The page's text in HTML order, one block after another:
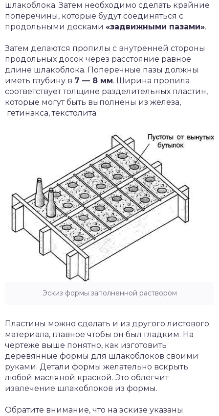
шлакоблока. Затем необходимо сделать крайние
поперечины, которые будут соединяться с
продольными досками «задвижными пазами».
Затем делаются пропилы с внутренней стороны
продольных досок через расстояние равное
длине шлакоблока. Поперечные пазы должны
иметь глубину в 7 — 8 мм. Ширина пропила
соответствует толщине разделительных пластин,
которые могут быть выполнены из железа,
гетинакса, текстолита.
Эскиз формы заполненной раствором
Пластины можно сделать и из другого листового
материала, главное чтобы он был гладким. На
чертеже выше понятно, как изготовить
деревянные формы для шлакоблоков своими
руками. Детали формы желательно вскрыть
любой масляной краской. Это облегчит
извлечение шлакоблоков из формы.
Обратите внимание, что на эскизе указаны